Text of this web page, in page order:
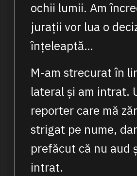
ochii lumii. Am
jurații vor lua o
înțeleaptă…
M-am strecurat în
lateral și am intrat.
reporter care mă
strigat pe nume,
prefăcut că nu aud
intrat.